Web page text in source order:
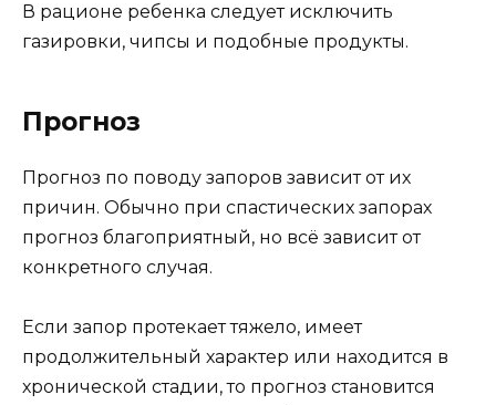
В рационе ребенка следует исключить
газировки, чипсы и подобные продукты.
Прогноз
Прогноз по поводу запоров зависит от их
причин. Обычно при спастических запорах
прогноз благоприятный, но всё зависит от
конкретного случая.
Если запор протекает тяжело, имеет
продолжительный характер или находится в
хронической стадии, то прогноз становится